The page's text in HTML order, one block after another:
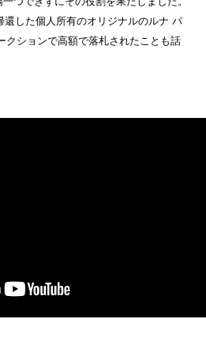
還した個人所有のオリジナルのルナ パ
クションで高額で落札されたことも話